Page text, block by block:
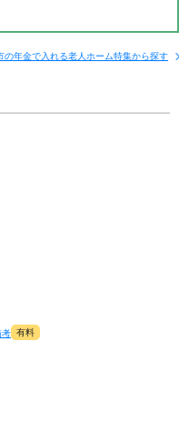
足情報
17.7 万円
0
の年金で入れる老人ホーム特集から探す
考 有料